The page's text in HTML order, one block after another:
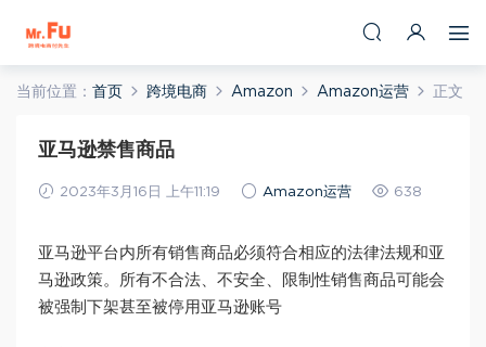
当前位置： 首页 跨境电商 Amazon Amazon运营 正文
亚马逊禁售商品
2023年3月16日 上午11:19 Amazon运营 638
亚马逊平台内所有销售商品必须符合相应的法律法规和亚
马逊政策。所有不合法、不安全、限制性销售商品可能会
被强制下架甚至被停用亚马逊账号